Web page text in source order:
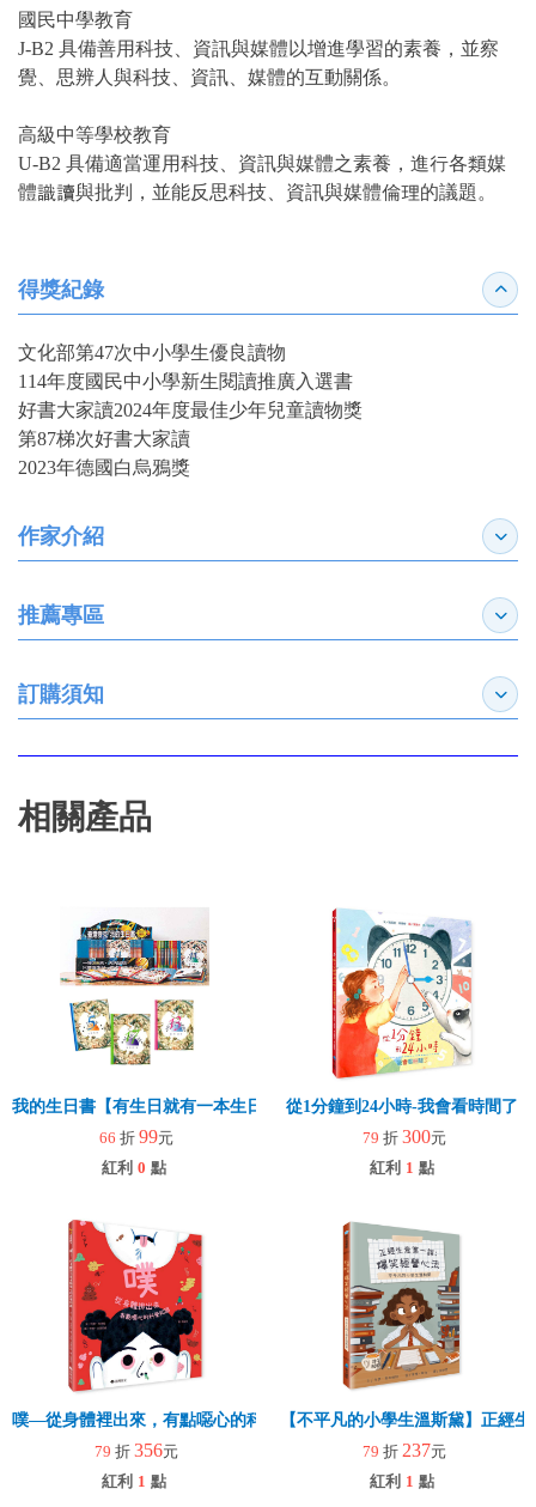
國民中學教育
J-B2 具備善用科技、資訊與媒體以增進學習的素養，並察
覺、思辨人與科技、資訊、媒體的互動關係。
高級中等學校教育
U-B2 具備適當運用科技、資訊與媒體之素養，進行各類媒
體識讀與批判，並能反思科技、資訊與媒體倫理的議題。
得獎紀錄 收合
文化部第47次中小學生優良讀物
114年度國民中小學新生閱讀推廣入選書
好書大家讀2024年度最佳少年兒童讀物獎
第87梯次好書大家讀
2023年德國白烏鴉獎
作家介紹 展開
推薦專區 展開
訂購須知 展開
相關產品
我的生日書【有生日就有一本生日書】2冊99元
66 折 99元
紅利 0 點
從1分鐘到24小時-我會看時間了
79 折 300元
紅利 1 點
噗—從身體裡出來，有點噁心的科學知識
79 折 356元
紅利 1 點
【不平凡的小學生溫斯黛】正經
79 折 237元
紅利 1 點